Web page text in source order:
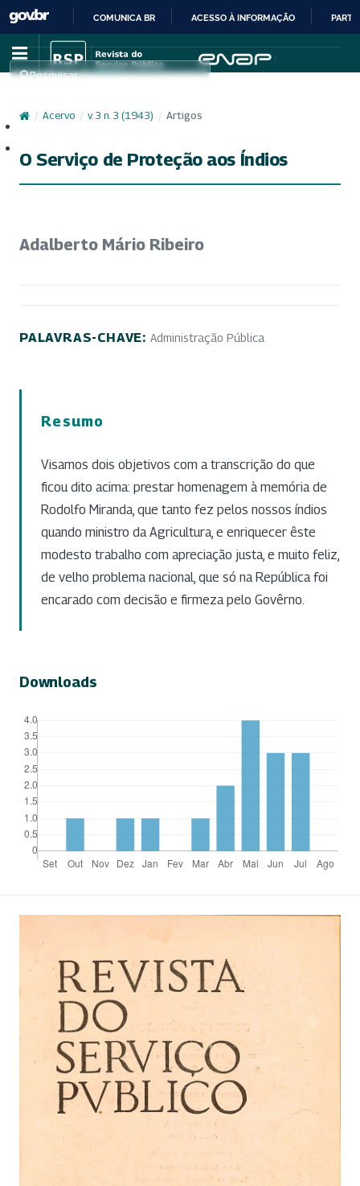
IR
PARA
CONTEÚDO
COMUNICA BR ACESSO À INFORMAÇÃO
Pesquisar
/ Acervo / v. 3 n. 3 (1943) / Artigos
O Serviço de Proteção aos Índios
Adalberto Mário Ribeiro
PALAVRAS-CHAVE: Administração Pública
Resumo
Visamos dois objetivos com a transcrição do que
ficou dito acima: prestar homenagem à memória de
Rodolfo Miranda, que tanto fez pelos nossos índios
quando ministro da Agricultura, e enriquecer êste
modesto trabalho com apreciação justa, e muito feliz,
de velho problema nacional, que só na República foi
encarado com decisão e firmeza pelo Govêrno.
Downloads